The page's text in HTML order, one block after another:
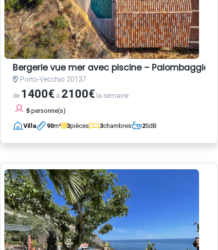
Bergerie vue mer avec piscine – Palombaggia,
Porto-Vecchio 20137
de 1400€ à 2100€ la semaine
5 personne(s)
Villa 90m² 3pièces 3chambres 2SdB